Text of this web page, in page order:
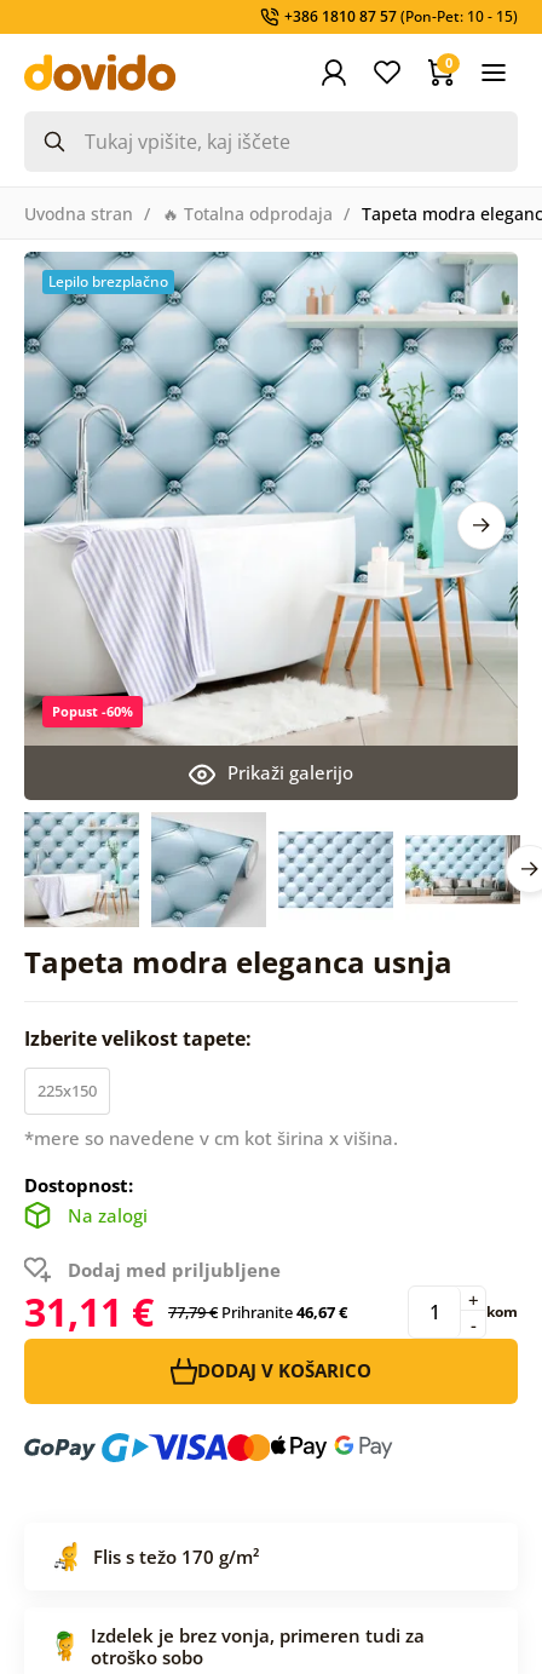
+386 1810 87 57(Pon-Pet: 10 - 15)
0
Uvodna stran 🔥 Totalna odprodaja Tapeta modra
Tapeta modra eleganca usnja
Prikaži galerijo
Popust -60%
Lepilo brezplačno
Izberite velikost tapete:
225x150
*mere so navedene v cm kot širina x višina.
Dostopnost:
Na zalogi
Dodaj med priljubljene
31,11 € 77,79 € Prihranite46,67 € -
+ kom
DODAJ V KOŠARICO
Flis s težo 170 g/m²
Izdelek je brez vonja, primeren tudi za
otroško sobo